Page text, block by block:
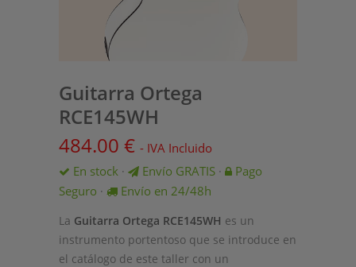
Guitarra Ortega
RCE145WH
484.00 € - IVA Incluido
En stock · Envío GRATIS ·
Pago
Seguro · Envío en 24/48h
La Guitarra Ortega RCE145WH es un
instrumento portentoso que se introduce en
el catálogo de este taller con un